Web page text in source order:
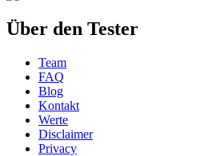
Über den Tester
Team
FAQ
Blog
Kontakt
Werte
Disclaimer
Privacy